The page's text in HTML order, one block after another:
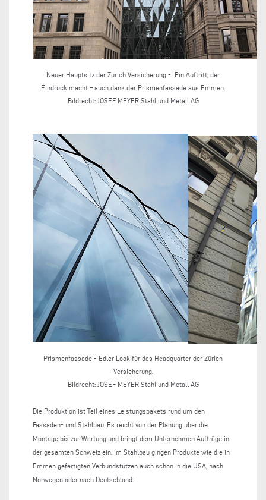
Neuer Hauptsitz der Zürich Versicherung - Ein Auftritt, der
Eindruck macht – auch dank der Prismenfassade aus Emmen.
Bildrecht: JOSEF MEYER Stahl und Metall AG
Prismenfassade - Edler Look für das Headquarter der Zürich
Versicherung.
Bildrecht: JOSEF MEYER Stahl und Metall AG
Die Produktion ist Teil eines Leistungspakets rund um den
Fassaden- und Stahlbau. Es reicht von der Planung über die
Montage bis zur Wartung und bringt dem Unternehmen Aufträge in
der gesamten Schweiz ein. Im Stahlbau gingen Produkte wie die in
Emmen gefertigten Verbundstützen auch schon in die USA, nach
Norwegen oder nach Deutschland.